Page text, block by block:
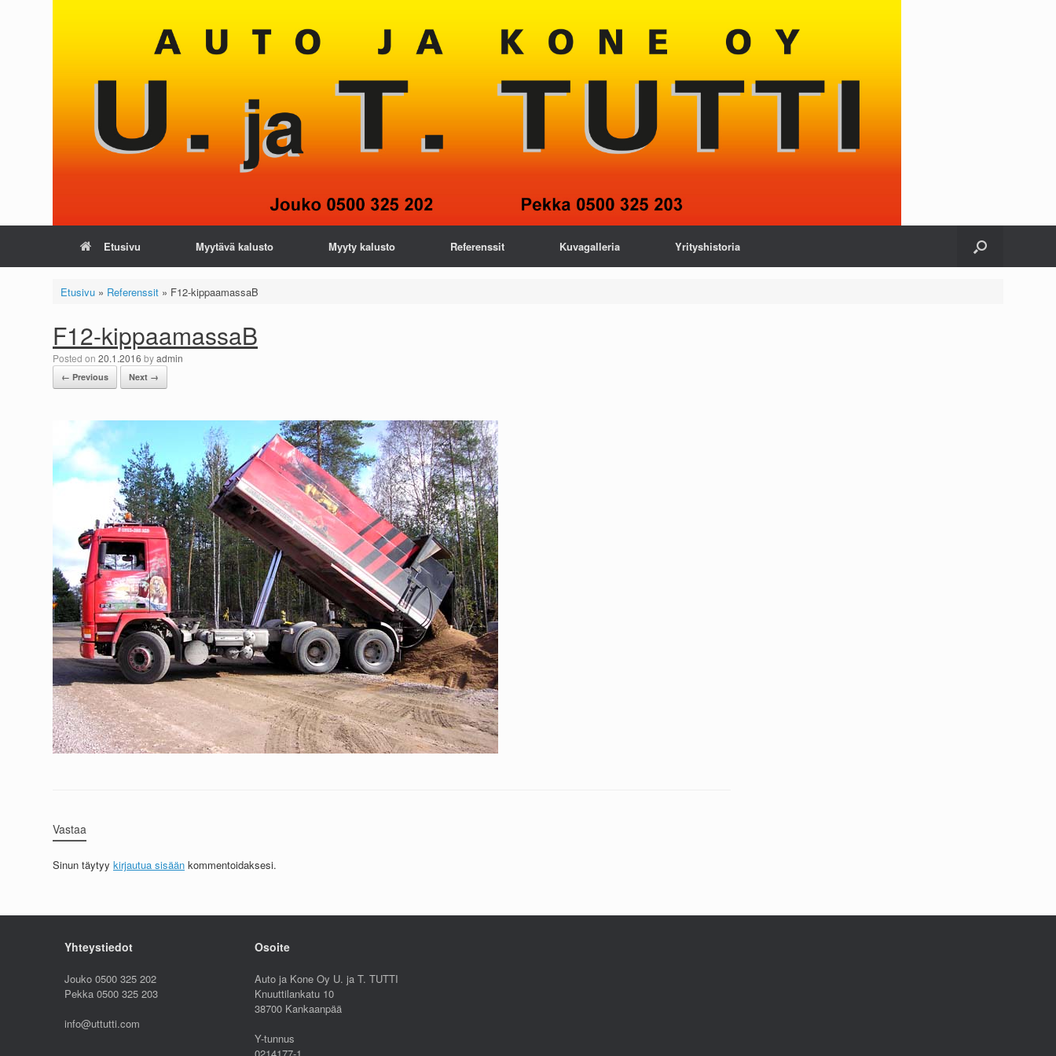
Etusivu Myytävä kalusto Myyty kalusto Referenssit Kuvagalleria Yrityshistoria
Etusivu» Referenssit» F12-kippaamassaB
F12-kippaamassaB
Posted on 20.1.2016 byadmin
← Previous Next →
Vastaa
Sinun täytyy kirjautua sisään kommentoidaksesi.
Yhteystiedot
Jouko 0500 325 202
Pekka 0500 325 203
info@uttutti.com
Osoite
Auto ja Kone Oy U. ja T. TUTTI
Knuuttilankatu 10
38700 Kankaanpää
Y-tunnus